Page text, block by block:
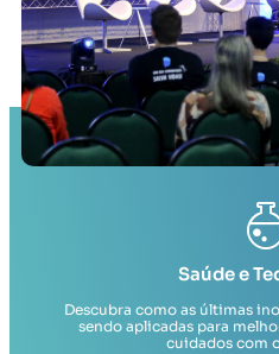
Saúde e
Descubra como as últimas
sendo aplicadas para
cuidados com